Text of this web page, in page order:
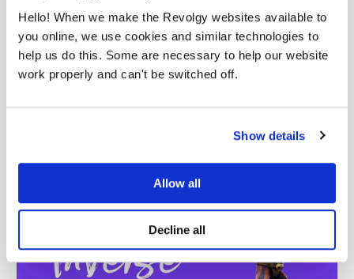
Hello! When we make the Revolgy websites available to
you online, we use cookies and similar technologies to
help us do this. Some are necessary to help our website
work properly and can't be switched off.
Show details
Allow all
Decline all
Virtual Game Studio in the cloud
The Game Changer for 3Bohemians 3BOHEMIANS create
virtual worlds with digital stories since 2006....